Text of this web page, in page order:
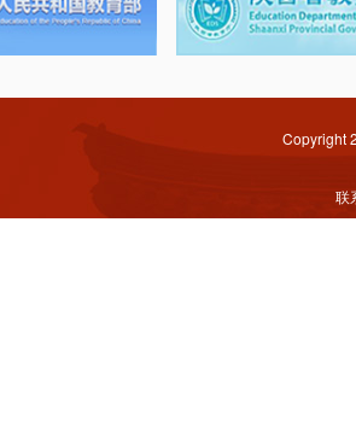
Copyright
联